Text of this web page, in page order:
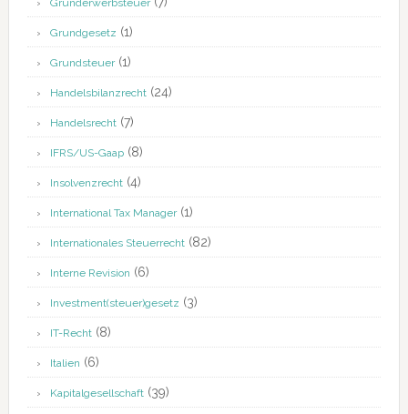
Grunderwerbsteuer
Grundgesetz (1)
Grundsteuer(1)
Handelsbilanzrecht(24)
Handelsrecht(7)
IFRS/US-Gaap(8)
Insolvenzrecht(4)
International Tax Manager(1)
Internationales Steuerrecht(82)
Interne Revision (6)
Investment(steuer)gesetz (3)
IT-Recht(8)
Italien (6)
Kapitalgesellschaft(39)